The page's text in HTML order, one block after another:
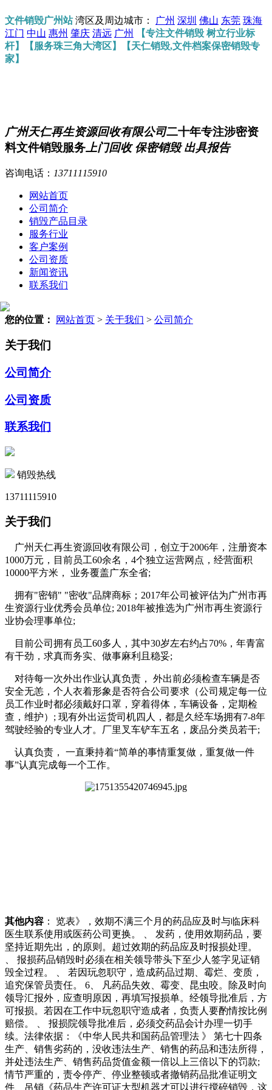
文件销毁广州站湾区及周边城市： 广州 深圳 佛山 东莞 珠海
江门 中山 惠州 肇庆 清远 广州
【专注文件销毁 树立行业标
杆】【服务珠三角大湾区】【天仁销毁,文件档案保密销毁专
家】
广州天仁再生资源回收有限公司二十年专注涉密资
料文件销毁服务 上门回收 保密销毁 出具报告
咨询电话： 13711115910
网站首页
公司简介
销毁产品目录
服务行业
客户案例
公司资质
新闻资讯
联系我们
您的位置： 网站首页 > 关于我们 > 公司简介
关于我们
公司简介
公司资质
联系我们
销毁热线
13711115910
关于我们
广州天仁再生资源回收有限公司，创立于2006年，注册资本
1000万元，目前员工60余名，4个独立运营网点，经营面积
10000平方米， 业务覆盖广东全省;
拥有"密销" "密收"品牌商标；2017年公司被评估为广州市再
生资源行业优秀会员单位; 2018年被推选为广州市再生资源行
业协会理事单位;
目前公司拥有员工60多人，其中30岁左右约占70%，年青富
有干劲，求真而务实、做事麻利且稳妥;
对待每一次外出作业认真负责， 外出前必须检查车辆是否
安全无恙，个人衣着形象是否符合公司要求（公司规定每一位
员工作业时都必须戴好口罩，穿着得体，车辆设备，定期检
查，维护）; 现有外出运货司机四人，都是久经车场拥有7-8年
驾驶经验的专业人才。厂里叉车铲车五名，废品分类员若干;
认真负责， 一直秉持着“简单的事情重复做，重复做一件
事”认真完成每一个工作。
其他内容 ： 览表》，效期不满三个月的药品应及时与临床科
医生联系使用或医药公司更换。 、 发药，使用效期药品，要
坚持近期先出，的原则。超过效期的药品应及时报损处理。
、 报损药品销毁时必须在相关领导带头下至少人签字见证销
毁全过程。 、 若因玩忽职守，造成药品过期、霉烂、变质，
追究保管员责任。 6、 凡药品失效、霉变、昆虫咬。除及时向
领导汇报外，应查明原因，再填写报损单。经领导批准后，方
可报损。若因在工作中玩忽职守造成者，负责人要酌情按比例
赔偿。 、 报损院领导批准后，必须交药品会计办理一切手
续。法律依据：《中华人民共和国药品管理法 》 第七十四条
生产、销售劣药的，没收违法生产、销售的药品和违法所得，
并处违法生产、销售药品货值金额一倍以上三倍以下的罚款;
情节严重的，责令停产、停业整顿或者撤销药品批准证明文
件、吊销《药品生产许可证大型机器才可以进行搅碎销毁，这